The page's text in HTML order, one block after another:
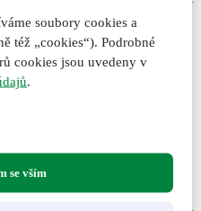
soubory cookies a
též „cookies“). Podrobné
cookies jsou uvedeny v
.
se vším